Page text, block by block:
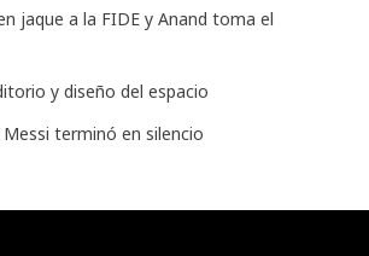
jaque a la FIDE y Anand toma el
y diseño del espacio
terminó en silencio